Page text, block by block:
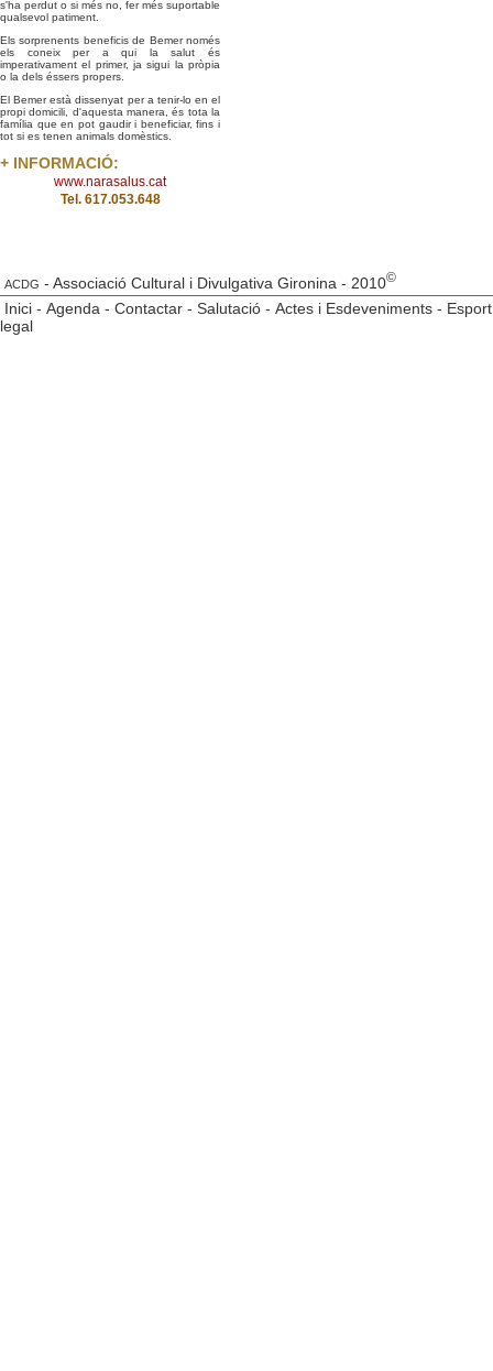
s'ha perdut o si més no, fer més suportable
qualsevol patiment.
Els sorprenents beneficis de Bemer només
els coneix per a qui la salut és
imperativament el primer, ja sigui la pròpia
o la dels éssers propers.
El Bemer està dissenyat per a tenir-lo en el
propi domicili, d'aquesta manera, és tota la
família que en pot gaudir i beneficiar, fins i
tot si es tenen animals domèstics.
+ INFORMACIÓ:
www.narasalus.cat
Tel. 617.053.648
ACDG - Associació Cultural i Divulgativa Gironina - 2010©
Inici - Agenda - Contactar - Salutació - Actes i Esdeveniments -
legal